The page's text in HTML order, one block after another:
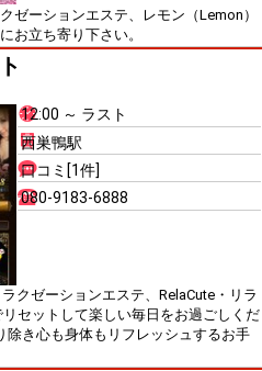
ゼーションエステ、レモン（Lemon）
お立ち寄り下さい。
12:00 ～ ラスト
西巣鴨駅
口コミ[1件]
080-9183-6888
クゼーションエステ、RelaCute・リラ
セットして楽しい毎日をお過ごしくだ
除き心も身体もリフレッシュするお手